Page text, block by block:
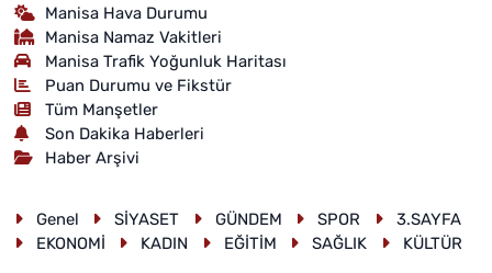
Manisa Hava Durumu
Manisa Namaz Vakitleri
Manisa Trafik Yoğunluk Haritası
Puan Durumu ve Fikstür
Tüm Manşetler
Son Dakika Haberleri
Haber Arşivi
Genel SİYASET GÜNDEM SPOR
3.SAYFA
EKONOMİ
KADIN EĞİTİM SAĞLIK KÜLTÜR